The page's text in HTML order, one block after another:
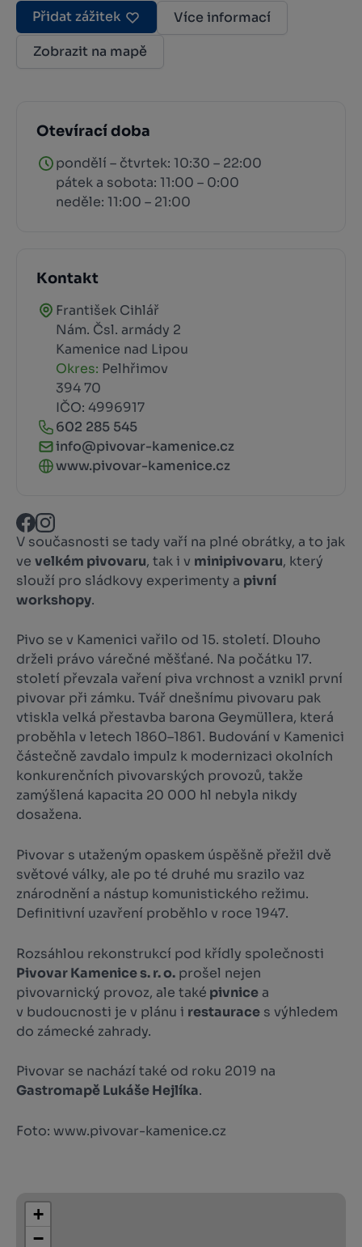
Přidat zážitek
Více informací
Zobrazit na mapě
Otevírací doba
pondělí – čtvrtek: 10:30 – 22:00
pátek a sobota: 11:00 – 0:00
neděle: 11:00 – 21:00
Kontakt
František Cihlář
Nám. Čsl. armády 2
Kamenice nad Lipou
Okres: Pelhřimov
394 70
IČO: 4996917
602 285 545
info@pivovar-kamenice.cz
www.pivovar-kamenice.cz
V současnosti se tady vaří na plné obrátky, a to jak
ve velkém pivovaru, tak i v minipivovaru, který
slouží pro sládkovy experimenty a pivní
workshopy.
Pivo se v Kamenici vařilo od 15. století. Dlouho
drželi právo várečné měšťané. Na počátku 17.
století převzala vaření piva vrchnost a vznikl první
pivovar při zámku. Tvář dnešnímu pivovaru pak
vtiskla velká přestavba barona Geymüllera, která
proběhla v letech 1860–1861. Budování v Kamenici
částečně zavdalo impulz k modernizaci okolních
konkurenčních pivovarských provozů, takže
zamýšlená kapacita 20 000 hl nebyla nikdy
dosažena.
Pivovar s utaženým opaskem úspěšně přežil dvě
světové války, ale po té druhé mu srazilo vaz
znárodnění a nástup komunistického režimu.
Definitivní uzavření proběhlo v roce 1947.
Rozsáhlou rekonstrukcí pod křídly společnosti
Pivovar Kamenice s. r. o. prošel nejen
pivovarnický provoz, ale také pivnice a
v budoucnosti je v plánu i restaurace s výhledem
do zámecké zahrady.
Pivovar se nachází také od roku 2019 na
GastromapěLukáše Hejlíka.
Foto: www.pivovar-kamenice.cz
+
−